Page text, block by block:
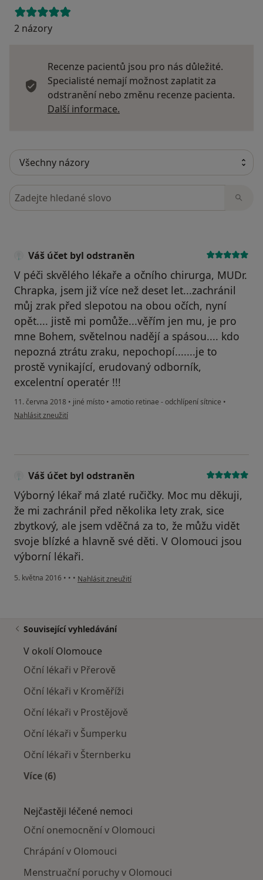
2 názory
Recenze pacientů jsou pro nás důležité.
Specialisté nemají možnost zaplatit za
odstranění nebo změnu recenze pacienta.
Další informace.
Hledejte v názorech
Váš účet byl odstraněn
V péči skvělého lékaře a očního chirurga, MUDr.
Chrapka, jsem již více než deset let...zachránil
můj zrak před slepotou na obou očích, nyní
opět.... jistě mi pomůže...věřím jen mu, je pro
mne Bohem, světelnou nadějí a spásou.... kdo
nepozná ztrátu zraku, nepochopí.......je to
prostě vynikající, erudovaný odborník,
excelentní operatér !!!
11. června 2018 • jiné místo • amotio retinae - odchlípení sítnice •
podle názoru uživatele Váš účet byl odstraněn
Nahlásit zneužití
Váš účet byl odstraněn
Výborný lékař má zlaté ručičky. Moc mu děkuji,
že mi zachránil před několika lety zrak, sice
zbytkový, ale jsem vděčná za to, že můžu vidět
svoje blízké a hlavně své děti. V Olomouci jsou
výborní lékaři.
5. května 2016 • • • podle názoru uživatele Váš účet byl odstraněn
Nahlásit zneužití
Související vyhledávání
V okolí Olomouce
Oční lékaři v Přerově
Oční lékaři v Kroměříži
Oční lékaři v Prostějově
Oční lékaři v Šumperku
Oční lékaři v Šternberku
Více (6)
Nejčastěji léčené nemoci
Oční onemocnění v Olomouci
Chrápání v Olomouci
Menstruační poruchy v Olomouci